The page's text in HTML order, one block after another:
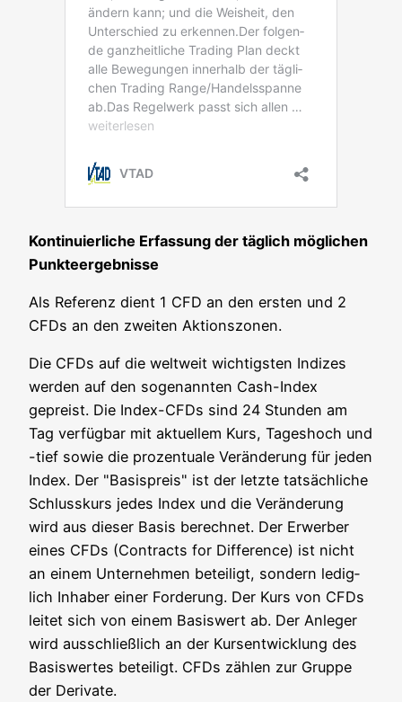
Kon­ti­nu­ier­li­che Erfas­sung der täg­lich mög­li­chen
Punkteergebnisse
Als Refe­renz dient 1 CFD an den ers­ten und 2
CFDs an den zwei­ten Aktionszonen.
Die CFDs auf die welt­weit wich­tigs­ten Indi­zes
wer­den auf den soge­nann­ten Cash-Index
gepreist. Die Index-CFDs sind 24 Stun­den am
Tag ver­füg­bar mit aktu­el­lem Kurs, Tages­hoch und
-tief sowie die pro­zen­tua­le Ver­än­de­rung für jeden
Index. Der "Basis­preis" ist der letz­te tat­säch­li­che
Schluss­kurs jedes Index und die Ver­än­de­rung
wird aus die­ser Basis berech­net. Der Erwer­ber
eines CFDs (Con­tracts for Dif­fe­rence) ist nicht
an einem Unter­neh­men betei­ligt, son­dern ledig­
lich Inha­ber einer For­de­rung. Der Kurs von CFDs
lei­tet sich von einem Basis­wert ab. Der Anle­ger
wird aus­schließ­lich an der Kurs­ent­wick­lung des
Basis­wer­tes betei­ligt. CFDs zäh­len zur Grup­pe
der Derivate.